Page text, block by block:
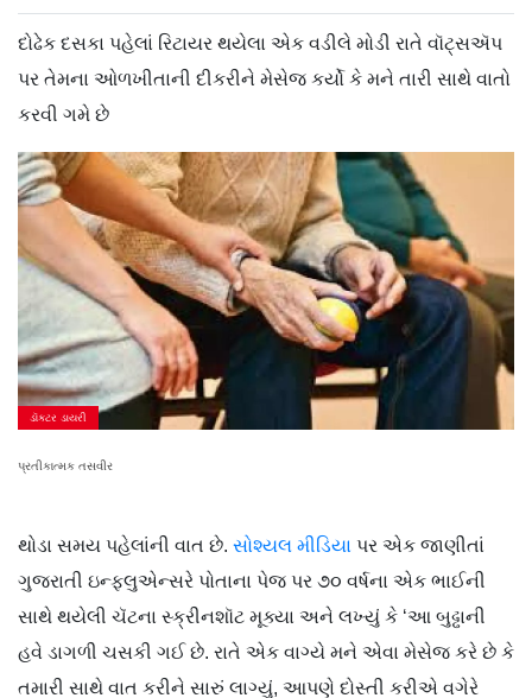
દોઢેક દસકા પહેલાં રિટાયર થયેલા એક વડીલે મોડી રાતે વૉટ્સઍપ
પર તેમના ઓળખીતાની દીકરીને મેસેજ કર્યો કે મને તારી સાથે વાતો
કરવી ગમે છે
ડૉક્ટર ડાયરી
પ્રતીકાત્મક તસવીર
થોડા સમય પહેલાંની વાત છે. સોશ્યલ મીડિયા પર એક જાણીતાં
ગુજરાતી ઇન્ફ્લુએન્સરે પોતાના પેજ પર ૭૦ વર્ષના એક ભાઈની
સાથે થયેલી ચૅટના સ્ક્રીનશૉટ મૂક્યા અને લખ્યું કે ‘આ બુઢ્ઢાની
હવે ડાગળી ચસકી ગઈ છે. રાતે એક વાગ્યે મને એવા મેસેજ કરે છે કે
તમારી સાથે વાત કરીને સારું લાગ્યું, આપણે દોસ્તી કરીએ વગેરે